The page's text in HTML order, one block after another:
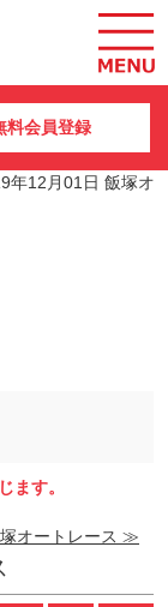
料会員登録
年12月01日 飯塚オ
ます。
オートレース ≫